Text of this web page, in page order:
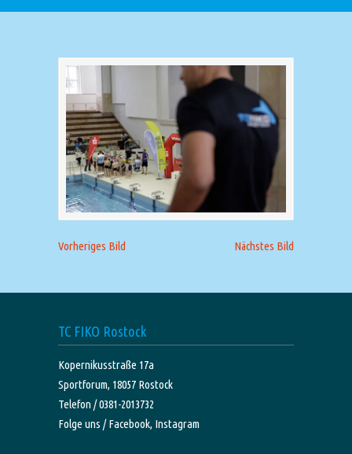
Vorheriges Bild Nächstes Bild
TC FIKO Rostock
Kopernikusstraße 17a
Sportforum, 18057 Rostock
Telefon / 0381-2013732
Folge uns /Facebook, Instagram